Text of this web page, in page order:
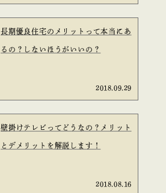
長期優良住宅のメリットって本当にあ
るの？しないほうがいいの？
2018.09.29
壁掛けテレビってどうなの？メリット
とデメリットを解説します！
2018.08.16